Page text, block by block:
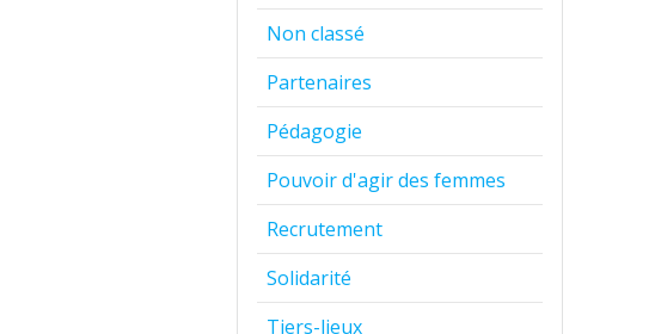
Non classé
Partenaires
Pédagogie
Pouvoir d'agir des femmes
Recrutement
Solidarité
Tiers-lieux